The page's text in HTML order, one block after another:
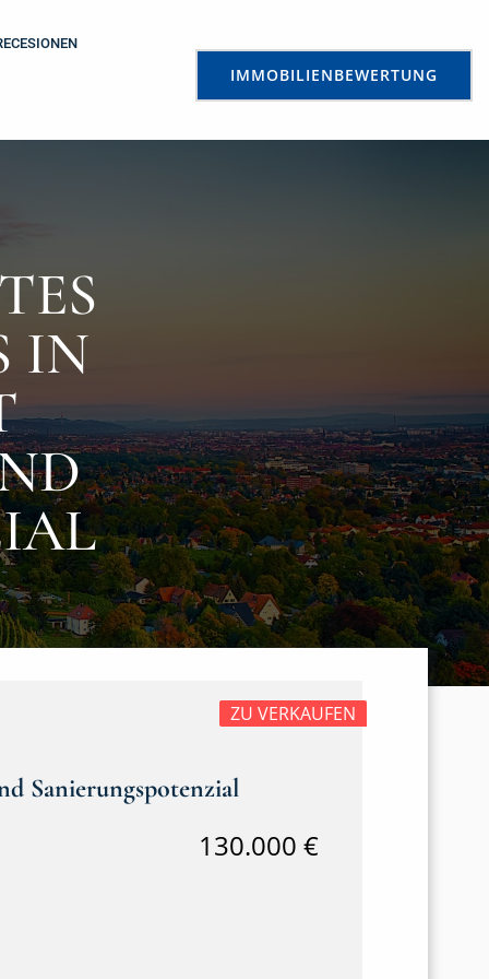
IMMOBILIENBEWERTUNG
IN
ZU VERKAUFEN
Sanierungspotenzial
130.000 €